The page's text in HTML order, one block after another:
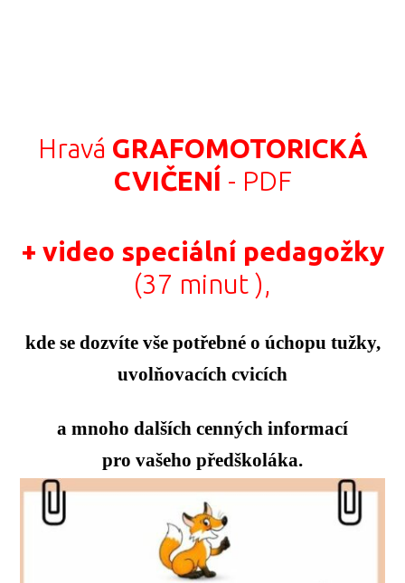
Hravá GRAFOMOTORICKÁ
CVIČENÍ - PDF
+ video speciální pedagožky
(37 minut ),
kde se dozvíte vše potřebné o úchopu tužky,
uvolňovacích cvicích
a mnoho dalších cenných informací
pro vašeho předškoláka.